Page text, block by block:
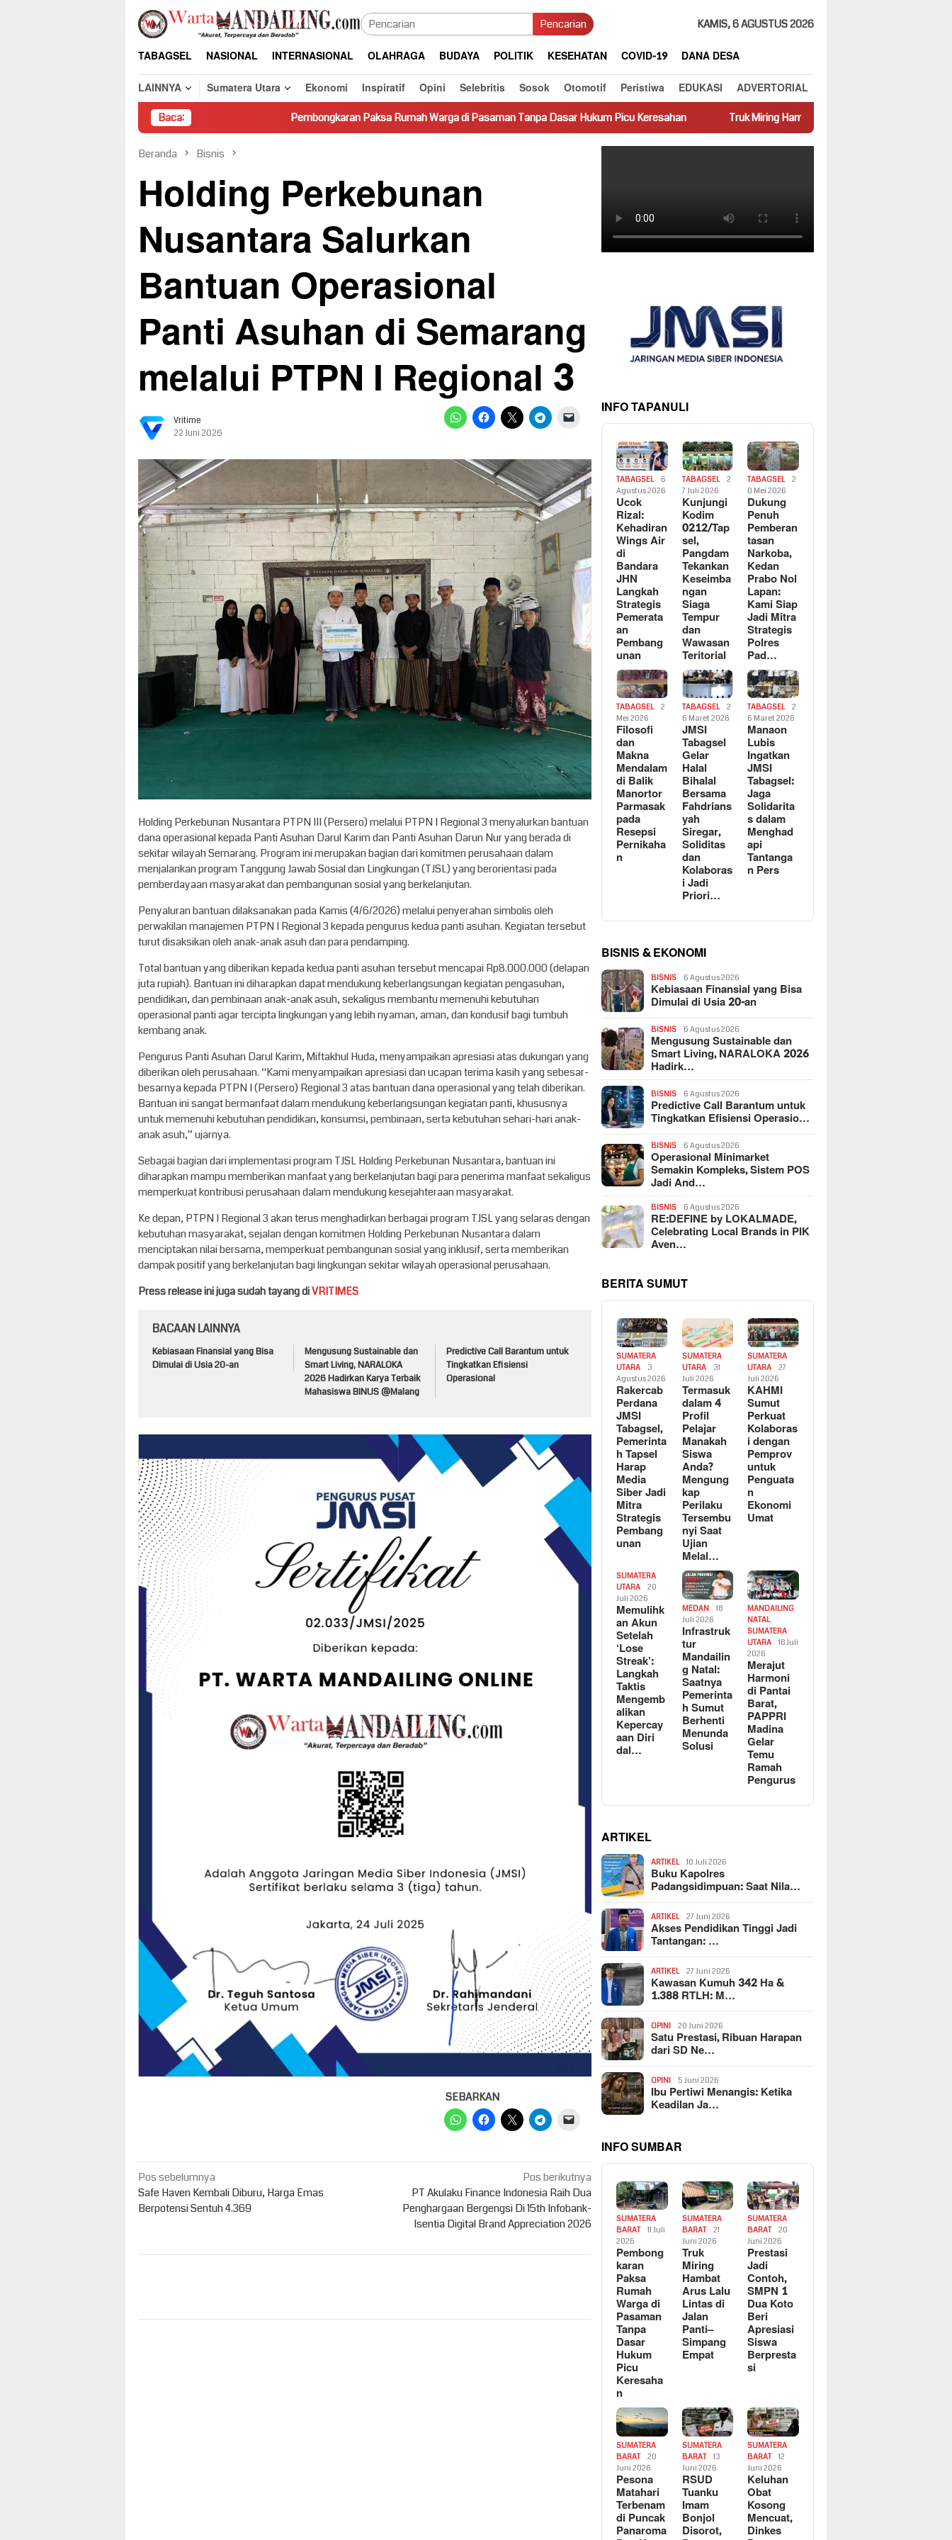
Loncat
konten
Pencarian KAMIS, 6 AGUSTUS 2026
TABAGSEL NASIONAL INTERNASIONAL OLAHRAGA BUDAYA POLITIK KESEHATAN COVID-19
DANA DESA
LAINNYA
Sumatera Utara Ekonomi Inspiratif Opini Selebritis Sosok Otomotif Peristiwa EDUKASI ADVERTORIAL
Baca: Pembongkaran Paksa Rumah Warga di Pasaman Tanpa Dasar Hukum Picu Keresahan Truk Miring Hambat Arus Lalu Lintas di Jalan Panti–Simpang Empat
Beranda Bisnis
Holding Perkebunan
Nusantara Salurkan
Bantuan Operasional
Panti Asuhan di Semarang
melalui PTPN I Regional 3
Vritime
22 Juni 2026
Holding Perkebunan Nusantara PTPN III (Persero) melalui PTPN I Regional 3 menyalurkan bantuan
dana operasional kepada Panti Asuhan Darul Karim dan Panti Asuhan Darun Nur yang berada di
sekitar wilayah Semarang. Program ini merupakan bagian dari komitmen perusahaan dalam
menjalankan program Tanggung Jawab Sosial dan Lingkungan (TJSL) yang berorientasi pada
pemberdayaan masyarakat dan pembangunan sosial yang berkelanjutan.
Penyaluran bantuan dilaksanakan pada Kamis (4/6/2026) melalui penyerahan simbolis oleh
perwakilan manajemen PTPN I Regional 3 kepada pengurus kedua panti asuhan. Kegiatan tersebut
turut disaksikan oleh anak-anak asuh dan para pendamping.
Total bantuan yang diberikan kepada kedua panti asuhan tersebut mencapai Rp8.000.000 (delapan
juta rupiah). Bantuan ini diharapkan dapat mendukung keberlangsungan kegiatan pengasuhan,
pendidikan, dan pembinaan anak-anak asuh, sekaligus membantu memenuhi kebutuhan
operasional panti agar tercipta lingkungan yang lebih nyaman, aman, dan kondusif bagi tumbuh
kembang anak.
Pengurus Panti Asuhan Darul Karim, Miftakhul Huda, menyampaikan apresiasi atas dukungan yang
diberikan oleh perusahaan. “Kami menyampaikan apresiasi dan ucapan terima kasih yang sebesar-
besarnya kepada PTPN I (Persero) Regional 3 atas bantuan dana operasional yang telah diberikan.
Bantuan ini sangat bermanfaat dalam mendukung keberlangsungan kegiatan panti, khususnya
untuk memenuhi kebutuhan pendidikan, konsumsi, pembinaan, serta kebutuhan sehari-hari anak-
anak asuh,” ujarnya.
Sebagai bagian dari implementasi program TJSL Holding Perkebunan Nusantara, bantuan ini
diharapkan mampu memberikan manfaat yang berkelanjutan bagi para penerima manfaat sekaligus
memperkuat kontribusi perusahaan dalam mendukung kesejahteraan masyarakat.
Ke depan, PTPN I Regional 3 akan terus menghadirkan berbagai program TJSL yang selaras dengan
kebutuhan masyarakat, sejalan dengan komitmen Holding Perkebunan Nusantara dalam
menciptakan nilai bersama, memperkuat pembangunan sosial yang inklusif, serta memberikan
dampak positif yang berkelanjutan bagi lingkungan sekitar wilayah operasional perusahaan.
Press release ini juga sudah tayang diVRITIMES
BACAAN LAINNYA
Kebiasaan Finansial yang Bisa
Dimulai di Usia 20-an
Mengusung Sustainable dan
Smart Living, NARALOKA
2026 Hadirkan Karya Terbaik
Mahasiswa BINUS @Malang
Predictive Call Barantum untuk
Tingkatkan Efisiensi
Operasional
SEBARKAN
Navigasi
pos
Pos sebelumnya
Safe Haven Kembali Diburu, Harga Emas
Berpotensi Sentuh 4.369
Pos berikutnya
PT Akulaku Finance Indonesia Raih Dua
Penghargaan Bergengsi Di 15th Infobank-
Isentia Digital Brand Appreciation 2026
INFO TAPANULI
TABAGSEL
6
Agustus 2026
Ucok
Rizal:
Kehadiran
Wings Air
di
Bandara
JHN
Langkah
Strategis
Pemerata
an
Pembang
unan
TABAGSEL
2
7 Juli 2026
Kunjungi
Kodim
0212/Tap
sel,
Pangdam
Tekankan
Keseimba
ngan
Siaga
Tempur
dan
Wawasan
Teritorial
TABAGSEL
2
0 Mei 2026
Dukung
Penuh
Pemberan
tasan
Narkoba,
Kedan
Prabo Nol
Lapan:
Kami Siap
Jadi Mitra
Strategis
Polres
Pad…
TABAGSEL
2
Mei 2026
Filosofi
dan
Makna
Mendalam
di Balik
Manortor
Parmasak
pada
Resepsi
Pernikaha
n
TABAGSEL
2
6 Maret 2026
JMSI
Tabagsel
Gelar
Halal
Bihalal
Bersama
Fahdrians
yah
Siregar,
Soliditas
dan
Kolaboras
i Jadi
Priori…
TABAGSEL
2
6 Maret 2026
Manaon
Lubis
Ingatkan
JMSI
Tabagsel:
Jaga
Solidarita
s dalam
Menghad
api
Tantanga
n Pers
BISNIS & EKONOMI
BISNIS 6 Agustus 2026
Kebiasaan Finansial yang Bisa
Dimulai di Usia 20-an
BISNIS 6 Agustus 2026
Mengusung Sustainable dan
Smart Living, NARALOKA 2026
Hadirk…
BISNIS 6 Agustus 2026
Predictive Call Barantum untuk
Tingkatkan Efisiensi Operasio…
BISNIS 6 Agustus 2026
Operasional Minimarket
Semakin Kompleks, Sistem POS
Jadi And…
BISNIS 6 Agustus 2026
RE:DEFINE by LOKALMADE,
Celebrating Local Brands in PIK
Aven…
BERITA SUMUT
SUMATERA
UTARA
3
Agustus 2026
Rakercab
Perdana
JMSI
Tabagsel,
Pemerinta
h Tapsel
Harap
Media
Siber Jadi
Mitra
Strategis
Pembang
unan
SUMATERA
UTARA
31
Juli 2026
Termasuk
dalam 4
Profil
Pelajar
Manakah
Siswa
Anda?
Mengung
kap
Perilaku
Tersembu
nyi Saat
Ujian
Melal…
SUMATERA
UTARA
27
Juli 2026
KAHMI
Sumut
Perkuat
Kolaboras
i dengan
Pemprov
untuk
Penguata
n
Ekonomi
Umat
SUMATERA
UTARA
20
Juli 2026
Memulihk
an Akun
Setelah
‘Lose
Streak’:
Langkah
Taktis
Mengemb
alikan
Kepercay
aan Diri
dal…
MEDAN
18
Juli 2026
Infrastruk
tur
Mandailin
g Natal:
Saatnya
Pemerinta
h Sumut
Berhenti
Menunda
Solusi
MANDAILING
NATAL,
SUMATERA
UTARA
18 Juli
2026
Merajut
Harmoni
di Pantai
Barat,
PAPPRI
Madina
Gelar
Temu
Ramah
Pengurus
ARTIKEL
ARTIKEL 10 Juli 2026
Buku Kapolres
Padangsidimpuan: Saat Nila…
ARTIKEL 27 Juni 2026
Akses Pendidikan Tinggi Jadi
Tantangan: …
ARTIKEL 27 Juni 2026
Kawasan Kumuh 342 Ha &
1.388 RTLH: M…
OPINI 20 Juni 2026
Satu Prestasi, Ribuan Harapan
dari SD Ne…
OPINI 5 Juni 2026
Ibu Pertiwi Menangis: Ketika
Keadilan Ja…
INFO SUMBAR
SUMATERA
BARAT
11 Juli
2026
Pembong
karan
Paksa
Rumah
Warga di
Pasaman
Tanpa
Dasar
Hukum
Picu
Keresaha
n
SUMATERA
BARAT
21
Juni 2026
Truk
Miring
Hambat
Arus Lalu
Lintas di
Jalan
Panti–
Simpang
Empat
SUMATERA
BARAT
20
Juni 2026
Prestasi
Jadi
Contoh,
SMPN 1
Dua Koto
Beri
Apresiasi
Siswa
Berpresta
si
SUMATERA
BARAT
20
Juni 2026
Pesona
Matahari
Terbenam
di Puncak
Panaroma
SUMATERA
BARAT
13
Juni 2026
RSUD
Tuanku
Imam
Bonjol
Disorot,
SUMATERA
BARAT
12
Juni 2026
Keluhan
Obat
Kosong
Mencuat,
Dinkes